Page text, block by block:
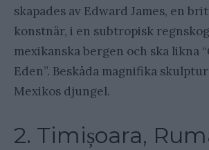
skapades av Edward James, en
konstnär, i en subtropisk
mexikanska bergen och ska likna
Eden”. Beskåda magnifika
Mexikos djungel.
2. Timișoara,